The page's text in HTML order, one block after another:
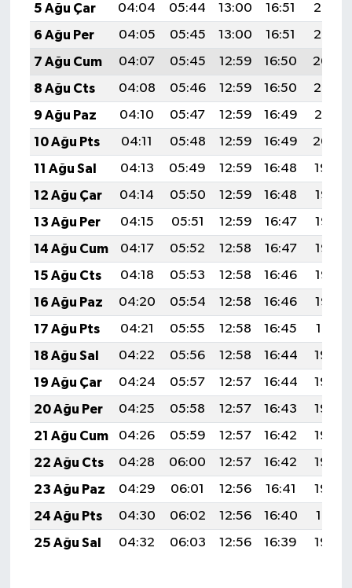
5 Ağu Çar
04:04 05:44 13:00 16:51
20:06
6 Ağu Per
04:05 05:45 13:00 16:51
20:05
7 Ağu Cum
04:07 05:45 12:59 16:50
20:04
8 Ağu Cts
04:08 05:46 12:59 16:50
20:02
9 Ağu Paz
04:10 05:47 12:59 16:49
20:01
10 Ağu Pts
04:11 05:48 12:59 16:49
20:00
11 Ağu Sal
04:13 05:49 12:59 16:48
19:59
12 Ağu Çar
04:14 05:50 12:59 16:48
19:57
13 Ağu Per
04:15 05:51 12:59 16:47
19:56
14 Ağu Cum
04:17 05:52 12:58 16:47
19:55
15 Ağu Cts
04:18 05:53 12:58 16:46
19:53
16 Ağu Paz
04:20 05:54 12:58 16:46
19:52
17 Ağu Pts
04:21 05:55 12:58 16:45
19:51
18 Ağu Sal
04:22 05:56 12:58 16:44
19:49
19 Ağu Çar
04:24 05:57 12:57 16:44
19:48
20 Ağu Per
04:25 05:58 12:57 16:43
19:46
21 Ağu Cum
04:26 05:59 12:57 16:42
19:45
22 Ağu Cts
04:28 06:00 12:57 16:42
19:44
23 Ağu Paz
04:29 06:01 12:56 16:41
19:42
24 Ağu Pts
04:30 06:02 12:56 16:40
19:41
25 Ağu Sal
04:32 06:03 12:56 16:39 19:39